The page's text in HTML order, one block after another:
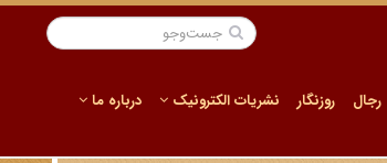
رجال روزنگار نشریات الکترونیک درباره ما